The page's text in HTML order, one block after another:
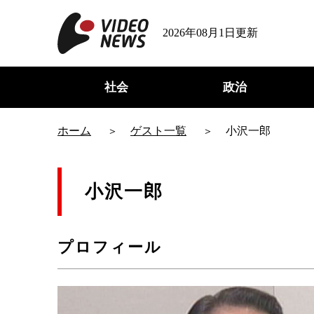
2026年08月1日更新
社会 政治
ホーム ゲスト一覧 小沢一郎
小沢一郎
プロフィール